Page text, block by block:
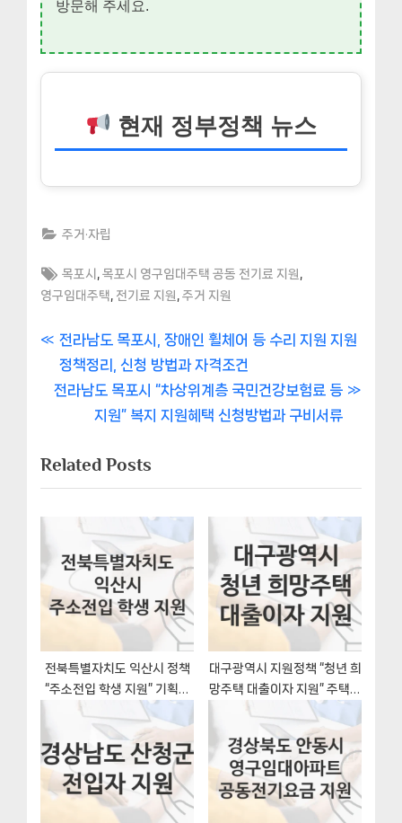
방문해 주세요.
현재 정부정책 뉴스
주거·자립
Tags:
목포시 ,목포시 영구임대주택 공동 전기료 지원
영구임대주택 전기료 지원 주거 지원
글
내
게
이
P
r
e
o
u
o
t
전라남도 목포시, 장애인 휠체어 등 수리 지원 지원
정책정리, 신청 방법과 자격조건
N
t
P
전라남도 목포시 “차상위계층 국민건강보험료 등
지원” 복지 지원혜택 신청방법과 구비서류
Related Posts
전북특별자치도 익산시 정책
“주소전입 학생 지원” 기획예
산과 – 신청 구비서류와 자격
대구광역시 지원정책 “청년 희
망주택 대출이자 지원” 주택과
– 신청 구비서류와 자격